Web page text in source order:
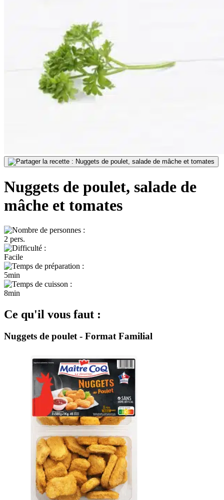
Nuggets de poulet, salade de
mâche et tomates
2 pers.
Facile
5min
8min
Ce qu'il vous faut :
Nuggets de poulet - Format Familial